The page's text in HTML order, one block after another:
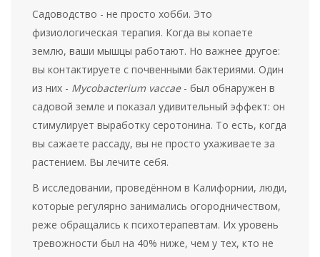
Садоводство - не просто хобби. Это
физиологическая терапия. Когда вы копаете
землю, ваши мышцы работают. Но важнее другое:
вы контактируете с почвенными бактериями. Один
из них - Mycobacterium vaccae- был обнаружен в
садовой земле и показал удивительный эффект: он
стимулирует выработку серотонина. То есть, когда
вы сажаете рассаду, вы не просто ухаживаете за
растением. Вы лечите себя.
В исследовании, проведённом в Калифорнии, люди,
которые регулярно занимались огородничеством,
реже обращались к психотерапевтам. Их уровень
тревожности был на 40% ниже, чем у тех, кто не